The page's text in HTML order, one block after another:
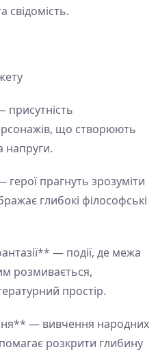
свідомість.
що створюють
напруги.
прагнуть зрозуміти
глибокі філософські
— події, де межа
розмивається,
простір.
— вивчення народних
розкрити глибину